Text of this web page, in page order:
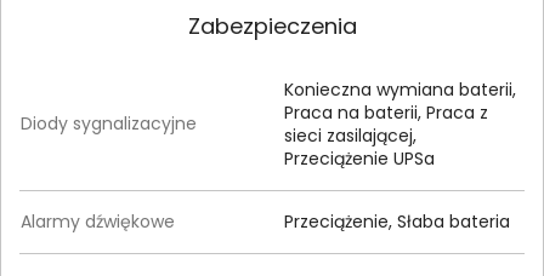
Zabezpieczenia
Diody sygnalizacyjne
Konieczna wymiana baterii,
Praca na baterii, Praca z
sieci zasilającej,
Przeciążenie UPSa
Alarmy dźwiękowe Przeciążenie, Słaba bateria